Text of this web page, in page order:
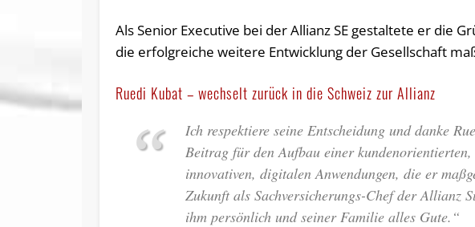
Als Senior Executive bei der Allianz SE gestaltete er die
die erfolgreiche weitere Entwicklung der Gesellschaft
Ruedi Kubat – wechselt zurück in die Schweiz zur Allianz
Ich respektiere seine Entscheidung und danke
Beitrag für den Aufbau einer
innovativen, digitalen Anwendungen, die er
Zukunft als Sachversicherungs-Chef der Allianz
ihm persönlich und seiner Familie alles Gute.“